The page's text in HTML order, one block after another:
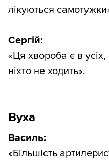
лікуються
Сергій:
«Ця хвороба є в
ніхто не ходить».
Вуха
Василь:
«Більшість